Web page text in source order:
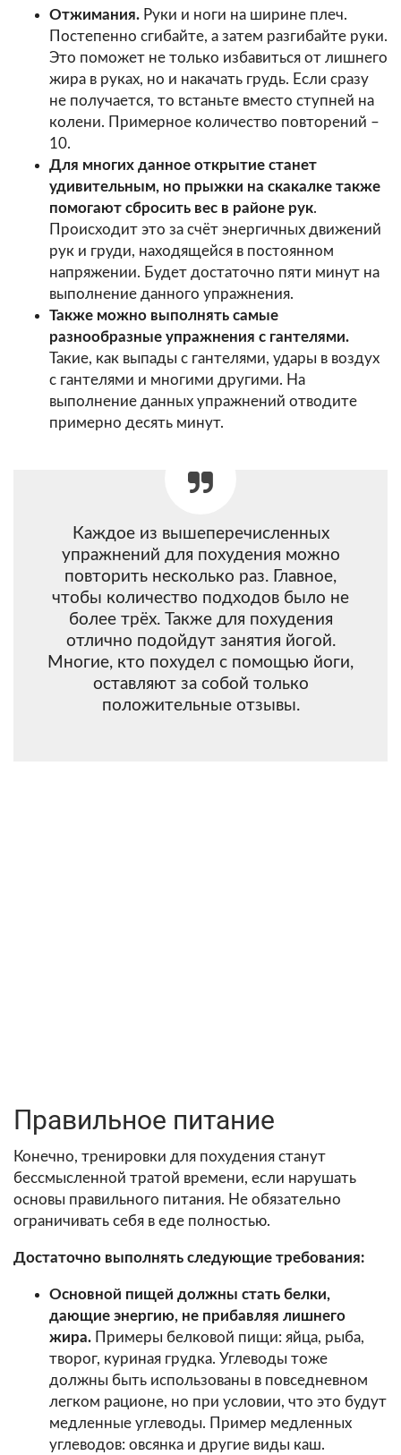
Отжимания. Руки и ноги на ширине плеч.
Постепенно сгибайте, а затем разгибайте руки.
Это поможет не только избавиться от лишнего
жира в руках, но и накачать грудь. Если сразу
не получается, то встаньте вместо ступней на
колени. Примерное количество повторений –
10.
Для многих данное открытие станет
удивительным, но прыжки на скакалке также
помогают сбросить вес в районе рук.
Происходит это за счёт энергичных движений
рук и груди, находящейся в постоянном
напряжении. Будет достаточно пяти минут на
выполнение данного упражнения.
Также можно выполнять самые
разнообразные упражнения с гантелями.
Такие, как выпады с гантелями, удары в воздух
с гантелями и многими другими. На
выполнение данных упражнений отводите
примерно десять минут.
Каждое из вышеперечисленных
упражнений для похудения можно
повторить несколько раз. Главное,
чтобы количество подходов было не
более трёх. Также для похудения
отлично подойдут занятия йогой.
Многие, кто похудел с помощью йоги,
оставляют за собой только
положительные отзывы.
Правильное питание
Конечно, тренировки для похудения станут
бессмысленной тратой времени, если нарушать
основы правильного питания. Не обязательно
ограничивать себя в еде полностью.
Достаточно выполнять следующие требования:
Основной пищей должны стать белки,
дающие энергию, не прибавляя лишнего
жира. Примеры белковой пищи: яйца, рыба,
творог, куриная грудка. Углеводы тоже
должны быть использованы в повседневном
легком рационе, но при условии, что это будут
медленные углеводы. Пример медленных
углеводов: овсянка и другие виды каш.